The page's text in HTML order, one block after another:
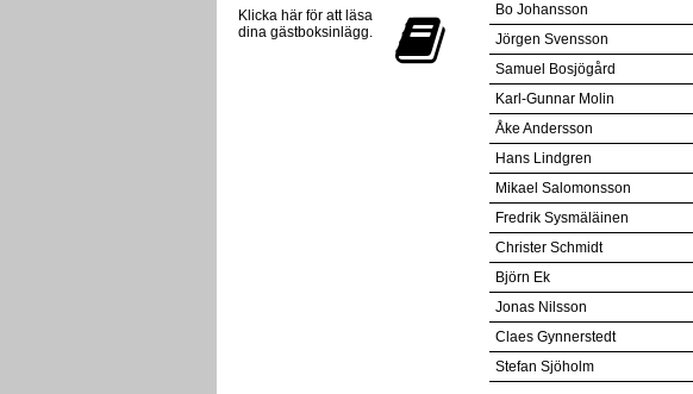
Klicka här för att läsa
dina gästboksinlägg.
Bo Johansson
Jörgen Svensson
Samuel Bosjögård
Karl-Gunnar Molin
Åke Andersson
Hans Lindgren
Mikael Salomonsson
Fredrik Sysmäläinen
Christer Schmidt
Björn Ek
Jonas Nilsson
Claes Gynnerstedt
Stefan Sjöholm